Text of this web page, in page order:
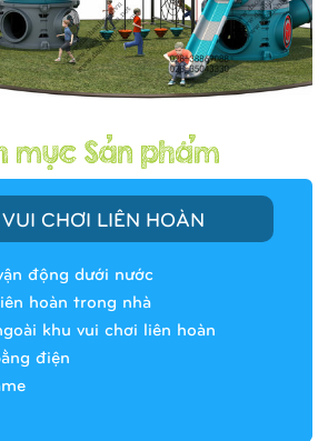
CHƠI LIÊN HOÀN
động dưới nước
hoàn trong nhà
khu vui chơi liên hoàn
điện